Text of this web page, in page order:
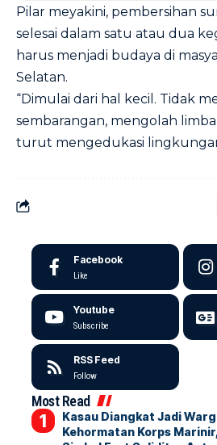
Pilar meyakini, pembersihan
selesai dalam satu atau dua
harus menjadi budaya di
Selatan.
“Dimulai dari hal kecil. Tidak
sembarangan, mengolah
turut mengedukasi
Facebook
Like
Youtube
Subscribe
RSS Feed
Follow
Most Read
Kasau Diangkat Jadi
Kehormatan Korps